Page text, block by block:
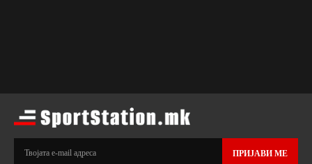
ПРИЈАВИ МЕ